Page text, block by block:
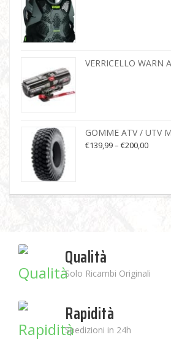
VERRICELLO WARN
GOMME ATV / UTV
€139,99– €200,00
Qualità
Solo Ricambi Originali
Rapidità
Spedizioni in 24h